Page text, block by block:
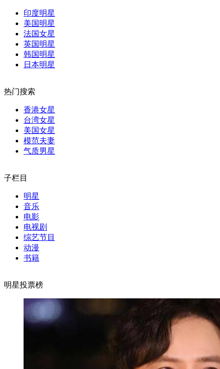
印度明星
美国明星
法国女星
英国明星
韩国明星
日本明星
热门搜索
香港女星
台湾女星
美国女星
模范夫妻
气质男星
子栏目
明星
音乐
电影
电视剧
综艺节目
动漫
书籍
明星投票榜